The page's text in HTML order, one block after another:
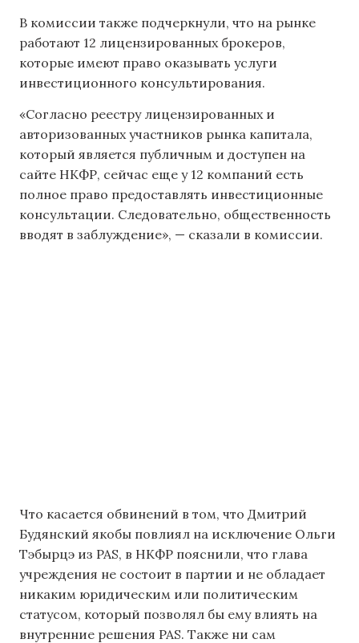
В комиссии также подчеркнули, что на рынке
работают 12 лицензированных брокеров,
которые имеют право оказывать услуги
инвестиционного консультирования.
«Согласно реестру лицензированных и
авторизованных участников рынка капитала,
который является публичным и доступен на
сайте НКФР, сейчас еще у 12 компаний есть
полное право предоставлять инвестиционные
консультации. Следовательно, общественность
вводят в заблуждение», — сказали в комиссии.
Что касается обвинений в том, что Дмитрий
Будянский якобы повлиял на исключение Ольги
Тэбырцэ из PAS, в НКФР пояснили, что глава
учреждения не состоит в партии и не обладает
никаким юридическим или политическим
статусом, который позволял бы ему влиять на
внутренние решения PAS. Также ни сам